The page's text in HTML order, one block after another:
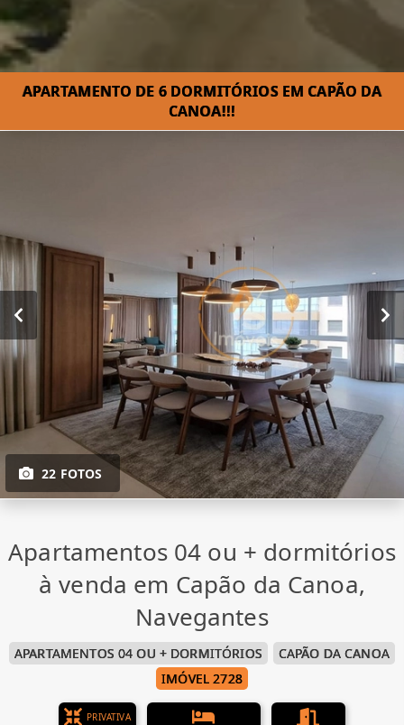
APARTAMENTO DE 6 DORMITÓRIOS EM CAPÃO DA
CANOA!!!
22 FOTOS
Apartamentos 04 ou + dormitórios
à venda em Capão da Canoa,
Navegantes
APARTAMENTOS 04 OU + DORMITÓRIOS
CAPÃO DA CANOA
IMÓVEL 2728
PRIVATIVA